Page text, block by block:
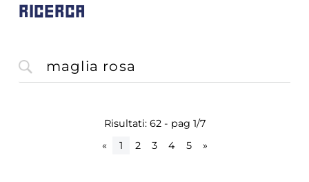
RICERCA
Risultati: 62 - pag 1/7
«
1 2 3 4 5 »